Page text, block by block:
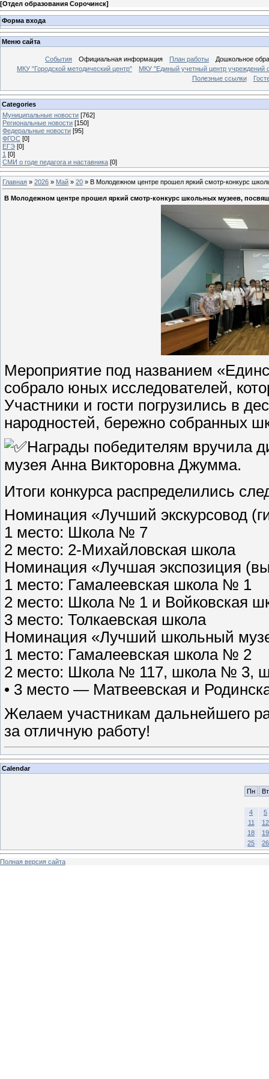
[Отдел образования Сорочинск]
Форма входа
Меню сайта
События Официальная информация План работы
Дошкольное
МКУ "Городской методический центр"
МКУ "Единый учетный центр учреждений
Полезные ссылки
Categories
Муниципальные новости [762]
Региональные новости [150]
Федеральные новости [95]
ФГОС [0]
ЕГЭ [0]
1 [0]
СМИ о годе педагога и наставника [0]
Главная » 2026 » Май » 20 » В Молодежном центре прошел яркий смотр-конкурс
В Молодежном центре прошел яркий смотр-конкурс школьных музеев,
Мероприятие под названием
собрало юных исследователей,
Участники и гости погрузились в
народностей, бережно собранных
Награды победителям вручила
музея Анна Викторовна Джумма.
Итоги конкурса распределились
Номинация «Лучший экскурсовод
1 место: Школа № 7
2 место: 2-Михайловская школа
Номинация «Лучшая экспозиция
1 место: Гамалеевская школа № 1
2 место: Школа № 1 и Войковская
3 место: Толкаевская школа
Номинация «Лучший школьный
1 место: Гамалеевская школа № 2
2 место: Школа № 117, школа № 3,
• 3 место — Матвеевская и
Желаем участникам дальнейшего
за отличную работу!
Calendar
Пн Вт
4
5
11
12
18
19
25
26
Полная версия сайта